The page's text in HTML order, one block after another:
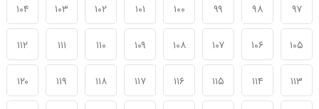
۹۷ ۹۸ ۹۹ ۱۰۰ ۱۰۱ ۱۰۲ ۱۰۳ ۱۰۴
۱۰۵ ۱۰۶ ۱۰۷ ۱۰۸ ۱۰۹ ۱۱۰ ۱۱۱ ۱۱۲
۱۱۳ ۱۱۴ ۱۱۵ ۱۱۶ ۱۱۷ ۱۱۸ ۱۱۹ ۱۲۰